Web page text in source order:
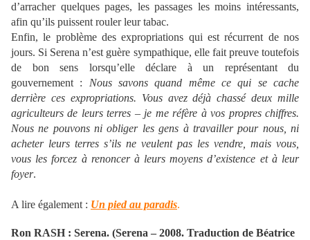
d’arracher quelques pages, les passages les moins intéressants,
afin qu’ils puissent rouler leur tabac.
Enfin, le problème des expropriations qui est récurrent de nos
jours. Si Serena n’est guère sympathique, elle fait preuve toutefois
de bon sens lorsqu’elle déclare à un représentant du
gouvernement : Nous savons quand même ce qui se cache
derrière ces expropriations. Vous avez déjà chassé deux mille
agriculteurs de leurs terres – je me réfère à vos propres chiffres.
Nous ne pouvons ni obliger les gens à travailler pour nous, ni
acheter leurs terres s’ils ne veulent pas les vendre, mais vous,
vous les forcez à renoncer à leurs moyens d’existence et à leur
foyer.
A lire également : Un pied au paradis.
Ron RASH : Serena. (Serena – 2008. Traduction de Béatrice